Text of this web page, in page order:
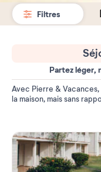
Filtres
Partez léger,
Avec Pierre &
la maison, mais sans
disposition tout le